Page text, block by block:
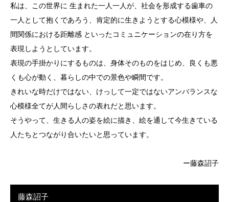
私は、この世界に 生まれた一人一人が、社会を形成する歯車の
一人として抱くであろう、肯定的に生きようとする心模様や、人
間関係における距離感 といったコミュニケーションの在り方を
表現しようとしています。
表現の手掛かりにするものは、身体そのものをはじめ、良くも悪
くも心が動く、暮らしの中での景色や瞬間です。
きれいな時だけではない、けっして一定ではないアンバランスな
心模様全てが人間らしさの表れだと思います。
そうやって、生きる人の姿を絵に描き、絵を通して今生きている
人たちとつながり合いたいと思っています。
ー藤森詔子
藤森詔子